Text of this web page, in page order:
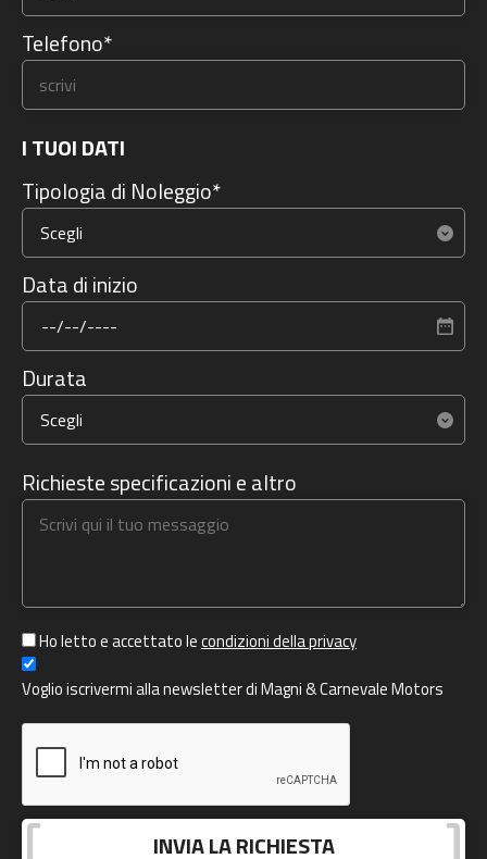
Telefono*
I TUOI DATI
Tipologia di Noleggio*
Data di inizio
Durata
Richieste specificazioni e altro
Ho letto e accettato lecondizioni della privacy
Voglio iscrivermi alla newsletter di Magni & Carnevale Motors